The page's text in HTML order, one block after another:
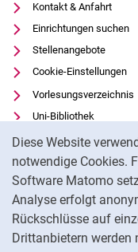
Diese Website
notwendige Cookies.
Software Matomo
Analyse erfolgt
Rückschlüsse auf
Drittanbietern werden
Kontakt & Anfahrt
Einrichtungen suchen
Stellenangebote
Cookie-Einstellungen
Vorlesungsverzeichnis
Uni-Bibliothek
Moodle
Panopto
Datenschutz
Barrierefreiheit
Transparenter KI-